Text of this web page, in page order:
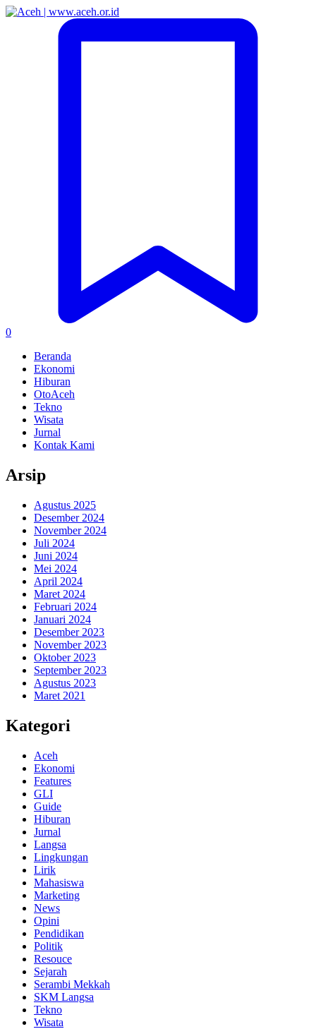
0
Beranda
Ekonomi
Hiburan
OtoAceh
Tekno
Wisata
Jurnal
Kontak Kami
Arsip
Agustus 2025
Desember 2024
November 2024
Juli 2024
Juni 2024
Mei 2024
April 2024
Maret 2024
Februari 2024
Januari 2024
Desember 2023
November 2023
Oktober 2023
September 2023
Agustus 2023
Maret 2021
Kategori
Aceh
Ekonomi
Features
GLI
Guide
Hiburan
Jurnal
Langsa
Lingkungan
Lirik
Mahasiswa
Marketing
News
Opini
Pendidikan
Politik
Resouce
Sejarah
Serambi Mekkah
SKM Langsa
Tekno
Wisata